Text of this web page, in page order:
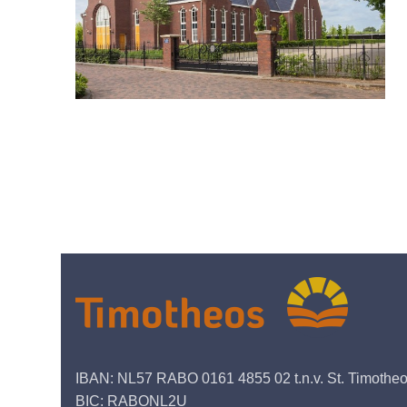
IBAN: NL57 RABO 0161 4855 02 t.n.v. St.
BIC: RABONL2U